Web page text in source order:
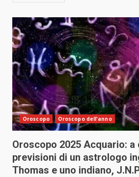
Oroscopo Oroscopo dell'anno
Oroscopo 2025 Acquario:
previsioni di un astrologo
Thomas e uno indiano,